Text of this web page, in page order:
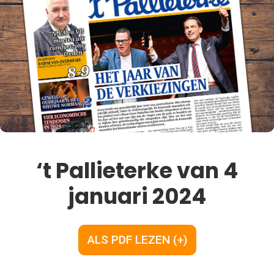
‘t Pallieterke van 4
januari 2024
ALS PDF LEZEN (+)